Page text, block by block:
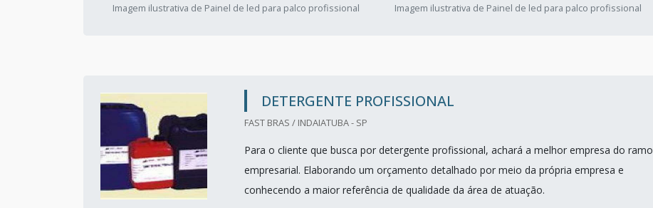
Imagem ilustrativa de Painel de led para palco profissional Imagem ilustrativa de Painel de led para palco profissional
DETERGENTE PROFISSIONAL
FAST BRAS / INDAIATUBA - SP
Para o cliente que busca por detergente profissional, achará a melhor empresa do ramo
empresarial. Elaborando um orçamento detalhado por meio da própria empresa e
conhecendo a maior referência de qualidade da área de atuação.